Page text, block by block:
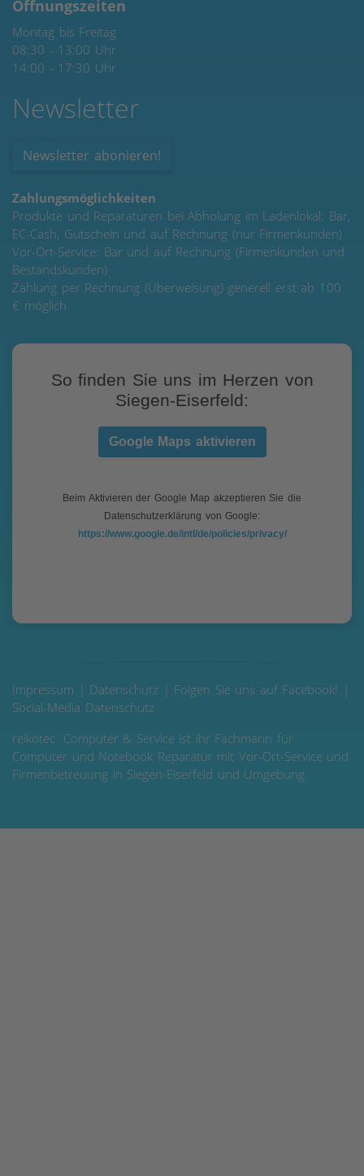
Öffnungszeiten
Montag bis Freitag
08:30 - 13:00 Uhr
14:00 - 17:30 Uhr
Newsletter
Newsletter abonieren!
Zahlungsmöglichkeiten
Produkte und Reparaturen bei Abholung im Ladenlokal: Bar,
EC-Cash, Gutschein und auf Rechnung (nur Firmenkunden)
Vor-Ort-Service: Bar und auf Rechnung (Firmenkunden und
Bestandskunden)
Zahlung per Rechnung (Überweisung) generell erst ab 100
€ möglich
So finden Sie uns im Herzen von
Siegen-Eiserfeld:
Google Maps aktivieren
Beim Aktivieren der Google Map akzeptieren Sie die
Datenschutzerklärung von Google:
https://www.google.de/intl/de/policies/privacy/
Impressum | Datenschutz | Folgen Sie uns auf Facebook! |
Social-Media Datenschutz
reikotec. Computer & Service ist ihr Fachmann für
Computer und Notebook Reparatur mit Vor-Ort-Service und
Firmenbetreuung in Siegen-Eiserfeld und Umgebung.